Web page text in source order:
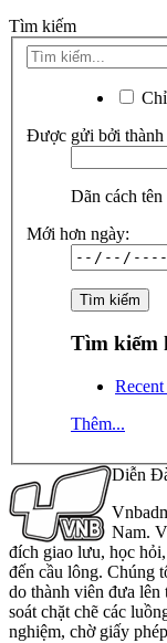
Tìm kiếm
Được gửi bởi thành
Dãn cách
Mới hơn ngày:
Tìm kiếm
Recent
Thêm...
Diễn
Nam.
đích giao lưu, học
đến cầu lông. Chúng
do thành viên đưa
soát chặt chẽ các
nghiệm, chờ giấy